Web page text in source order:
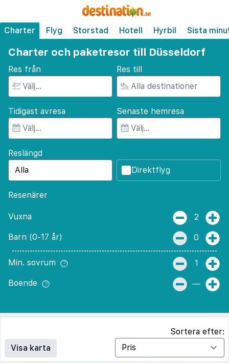
Charter Flyg Storstad Hotell Hyrbil Sista
Charter och paketresor till Düsseldorf
Res från Res till
Tidigast avresa Senaste hemresa
Reslängd
Direktflyg
Resenärer
Vuxna 2
Barn (0-17 år) 0
Min. sovrum 1
Boende —
Visa karta
Sortera efter: